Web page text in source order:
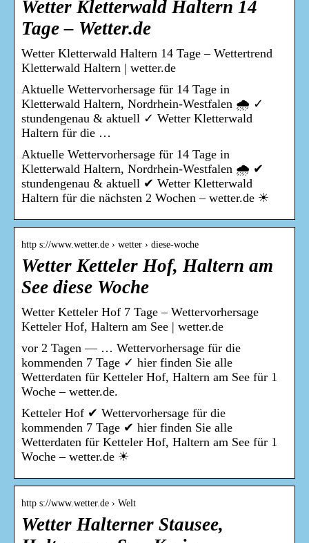
Wetter Kletterwald Haltern 14
Tage – Wetter.de
Wetter Kletterwald Haltern 14 Tage – Wettertrend
Kletterwald Haltern | wetter.de
Aktuelle Wettervorhersage für 14 Tage in
Kletterwald Haltern, Nordrhein-Westfalen 🌧️ ✓
stundengenau & aktuell ✓ Wetter Kletterwald
Haltern für die …
Aktuelle Wettervorhersage für 14 Tage in
Kletterwald Haltern, Nordrhein-Westfalen 🌧️ ✔
stundengenau & aktuell ✔ Wetter Kletterwald
Haltern für die nächsten 2 Wochen – wetter.de ☀
http s://www.wetter.de › wetter › diese-woche
Wetter Ketteler Hof, Haltern am
See diese Woche
Wetter Ketteler Hof 7 Tage – Wettervorhersage
Ketteler Hof, Haltern am See | wetter.de
vor 2 Tagen — … Wettervorhersage für die
kommenden 7 Tage ✓ hier finden Sie alle
Wetterdaten für Ketteler Hof, Haltern am See für 1
Woche – wetter.de.
Ketteler Hof ✔ Wettervorhersage für die
kommenden 7 Tage ✔ hier finden Sie alle
Wetterdaten für Ketteler Hof, Haltern am See für 1
Woche – wetter.de ☀
http s://www.wetter.de › Welt
Wetter Halterner Stausee,